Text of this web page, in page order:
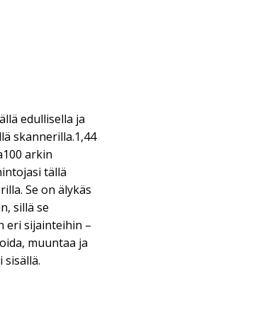
edullisella ja
skannerilla.1,44
arkin
tällä
Se on älykäs
sillä se
eri sijainteihin –
muuntaa ja